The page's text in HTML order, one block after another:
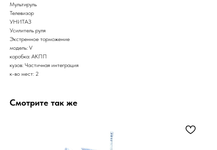
Мультируль
Телевизор
УНИТАЗ
Усилитель руля
Экстренное торможение
модель: V
коробка: АКПП
кузов: Частичная интеграция
к-во мест: 2
Смотрите так же